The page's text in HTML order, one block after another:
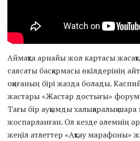
Аймақта арнайы жол картасы
саясаты басқармасы өкілдерінің
оқиғаның бірі жазда болады.
жастары «Жастар достығы»
Тағы бір ауқымды халықаралық
жоспарланған. Ол кезде әлемнің
жеңіл атлеттер «Ақтау марафоны»